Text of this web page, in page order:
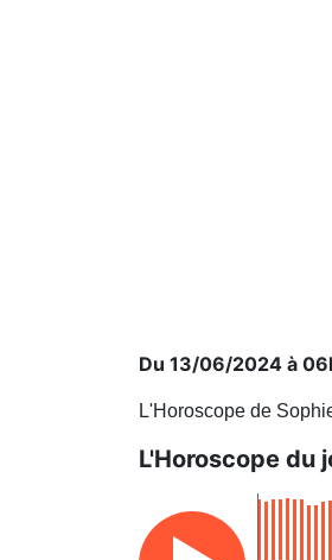
Du 13/06/2024 à
L'Horoscope de
L'Horoscope du